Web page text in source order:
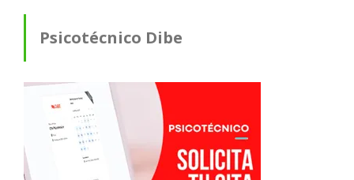
Psicotécnico Dibe